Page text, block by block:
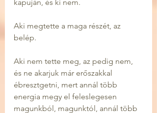
kapuján, és ki nem.
Aki megtette a maga részét, az
belép.
Aki nem tette meg, az pedig nem,
és ne akarjuk már erőszakkal
ébresztgetni, mert annál több
energia megy el feleslegesen
magunkból, magunktól, annál több